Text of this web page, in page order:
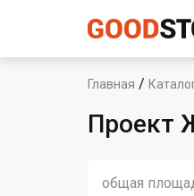
Главная /
Проект
общая